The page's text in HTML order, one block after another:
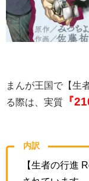
まんが王国で【生
る際は、実質 『
内訳
【生者の行進